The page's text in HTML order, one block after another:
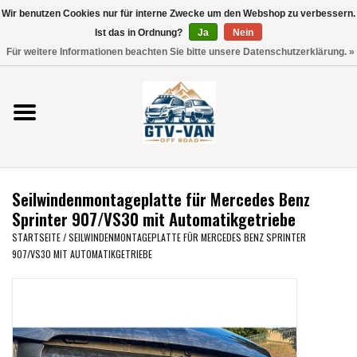
Verwende
die
nach
oben
und
unten,
verfügbare
Ergebnis
auszuwählen.
zum
Vito / V-Klasse 447
Viano /Vito 639
VW T7 2025
VW T6
VW CRAFTER / MAN TGE
Seilwindenmontageplatte für Mercedes Benz
Sprinter 907/VS30 mit Automatikgetriebe
STARTSEITE/SEILWINDENMONTAGEPLATTE FÜR MERCEDES BENZ SPRINTER
907/VS30 MIT AUTOMATIKGETRIEBE
Wir benutzen Cookies nur für interne Zwecke um den Webshop zu verbessern.
Ist das in Ordnung?
Ja
Nein
Für weitere Informationen beachten Sie bitte unsere Datenschutzerklärung. »